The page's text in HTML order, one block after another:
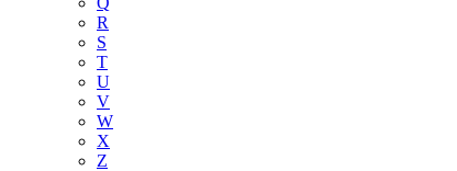
R
S
T
U
V
W
X
Z